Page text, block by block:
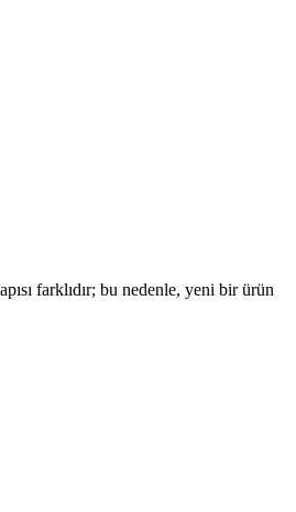
farklıdır; bu nedenle, yeni bir ürün